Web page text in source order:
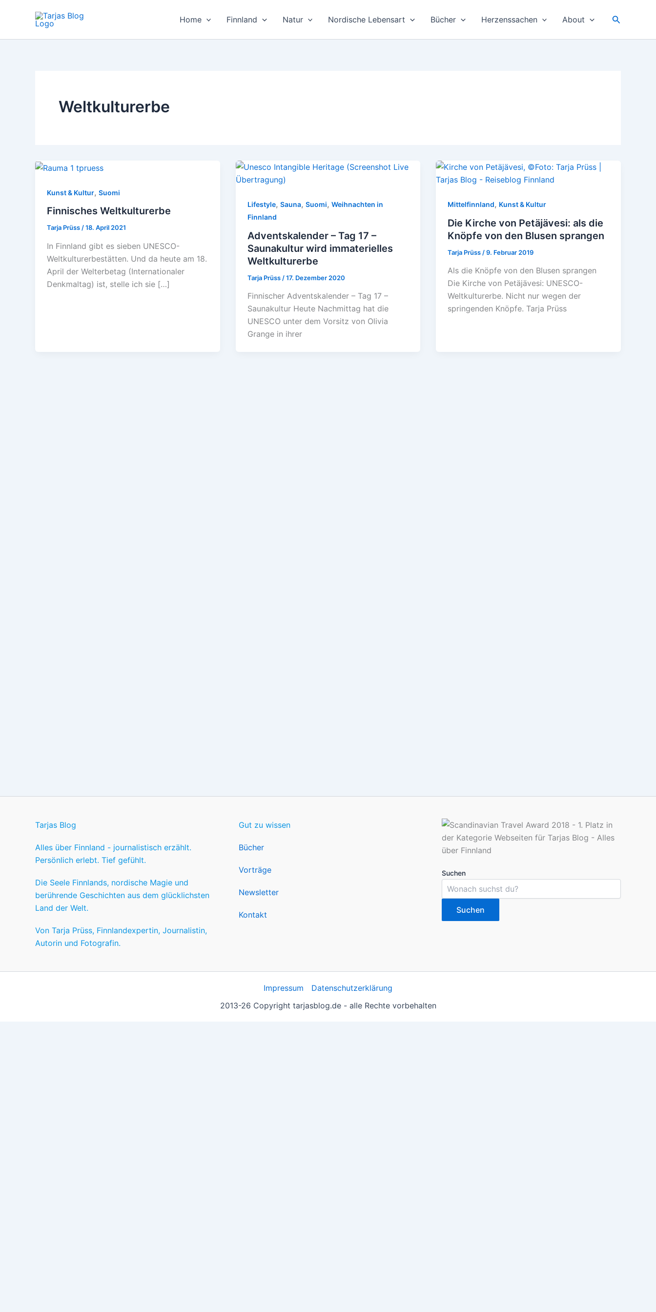
Home Finnland Natur Nordische Lebensart Bücher Herzenssachen About Suchen
Weltkulturerbe
Kunst & Kultur, Suomi
Finnisches Weltkulturerbe
Tarja Prüss/18. April 2021
In Finnland gibt es sieben UNESCO-
Weltkulturerbestätten. Und da heute am 18.
April der Welterbetag (Internationaler
Denkmaltag) ist, stelle ich sie […]
Lifestyle, Sauna, Suomi, Weihnachten in
Finnland
Adventskalender – Tag 17 –
Saunakultur wird immaterielles
Weltkulturerbe
Tarja Prüss /17. Dezember 2020
Finnischer Adventskalender – Tag 17 –
Saunakultur Heute Nachmittag hat die
UNESCO unter dem Vorsitz von Olivia
Grange in ihrer
Mittelfinnland, Kunst & Kultur
Die Kirche von Petäjävesi: als die
Knöpfe von den Blusen sprangen
Tarja Prüss /9. Februar 2019
Als die Knöpfe von den Blusen sprangen
Die Kirche von Petäjävesi: UNESCO-
Weltkulturerbe. Nicht nur wegen der
springenden Knöpfe. Tarja Prüss
Tarjas Blog
Alles über Finnland - journalistisch erzählt.
Persönlich erlebt. Tief gefühlt.
Die Seele Finnlands, nordische Magie und
berührende Geschichten aus dem glücklichsten
Land der Welt.
Von Tarja Prüss, Finnlandexpertin, Journalistin,
Autorin und Fotografin.
Gut zu wissen
Bücher
Vorträge
Newsletter
Kontakt
Suchen
Suchen
Impressum
Datenschutzerklärung
2013-26 Copyright tarjasblog.de - alle Rechte vorbehalten